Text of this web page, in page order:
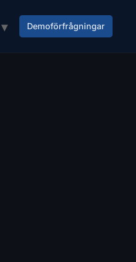
Demoförfrågningar